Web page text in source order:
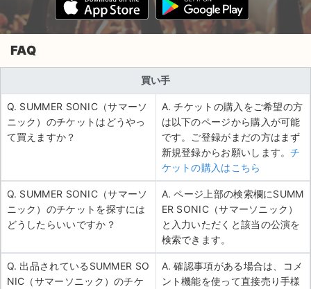
FAQ
買い手
Q. SUMMER SONIC（サマーソ
ニック）のチケットはどうやっ
て買えますか？
A. チケットの購入をご希望の方
は以下のページから購入が可能
です。ご登録がまだの方はまず
新規登録からお願いします。チ
ケットの購入はこちら
Q. SUMMER SONIC（サマーソ
ニック）のチケットを探すには
どうしたらいいですか？
A. ページ上部の検索欄にSUMM
ER SONIC（サマーソニック）
と入力いただくと該当の公演を
検索できます。
Q. 出品されているSUMMER SO
NIC（サマーソニック）のチケ
A. 確認事項がある場合は、コメ
ント機能を使って直接売り手様